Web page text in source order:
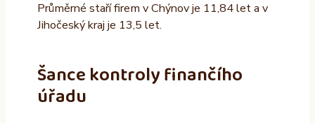
Průměrné staří firem v Chýnov je 11,84 let a v
Jihočeský kraj je 13,5 let.
Šance kontroly finančího
úřadu